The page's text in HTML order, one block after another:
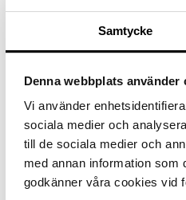
Samtycke
Denna webbplats använder
Vi använder
sociala medier och
till de sociala medier och
med annan information som
godkänner våra cookies vid
Hvidløgspresser SUSI 3
Laeg hvidløgsfeddene i med